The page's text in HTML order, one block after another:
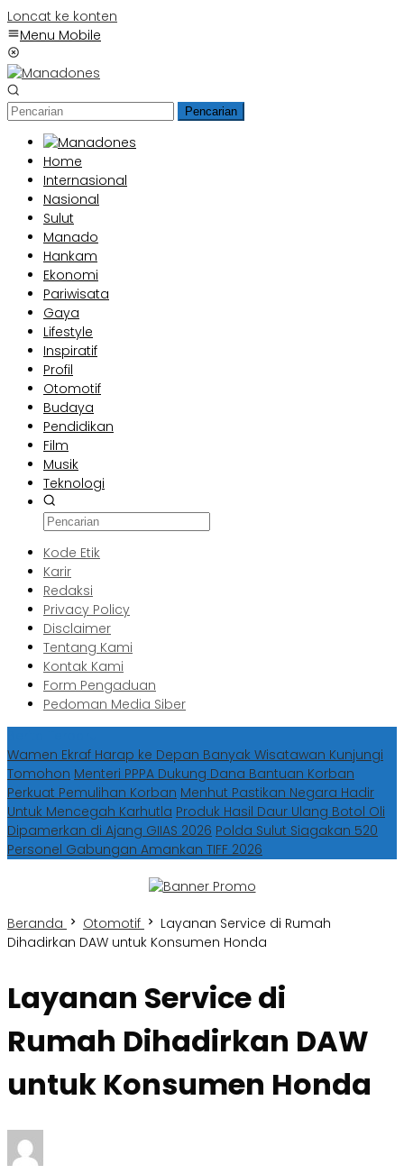
Loncat ke konten
Menu Mobile
Pencarian
Home
Internasional
Nasional
Sulut
Manado
Hankam
Ekonomi
Pariwisata
Gaya
Lifestyle
Inspiratif
Profil
Otomotif
Budaya
Pendidikan
Film
Musik
Teknologi
Kode Etik
Karir
Redaksi
Privacy Policy
Disclaimer
Tentang Kami
Kontak Kami
Form Pengaduan
Pedoman Media Siber
Wamen Ekraf Harap ke Depan Banyak Wisatawan Kunjungi
Tomohon Menteri PPPA Dukung Dana Bantuan Korban
Perkuat Pemulihan Korban Menhut Pastikan Negara Hadir
Untuk Mencegah Karhutla Produk Hasil Daur Ulang Botol Oli
Dipamerkan di Ajang GIIAS 2026 Polda Sulut Siagakan 520
Personel Gabungan Amankan TIFF 2026
Beranda Otomotif
Layanan Service di Rumah
Dihadirkan DAW untuk Konsumen Honda
Layanan Service di
Rumah Dihadirkan DAW
untuk Konsumen Honda